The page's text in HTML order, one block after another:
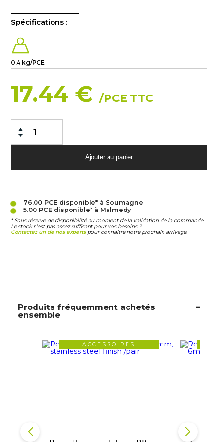
Spécifications :
0.4 kg/PCE
17.44 €/PCE TTC
76.00 PCEdisponible* à Soumagne
5.00 PCEdisponible* à Malmedy
* Sous réserve de disponibilité au moment de la validation de la commande.
Le stock n’est pas assez suffisant pour vos besoins ?
Contactez un de nos expertspour connaître notre prochain arrivage.
Produits fréquemment achetés
ensemble
ACCESSOIRES